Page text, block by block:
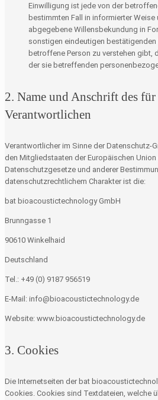
Einwilligung ist jede von der
bestimmten Fall in informierter
abgegebene Willensbekundung in
sonstigen eindeutigen
betroffene Person zu verstehen gibt,
der sie betreffenden
2. Name und Anschrift des
Verantwortlichen
Verantwortlicher im Sinne der Datenschutz-
den Mitgliedstaaten der Europäischen
Datenschutzgesetze und anderer
datenschutzrechtlichem Charakter ist die:
bat bioacoustictechnology GmbH
Brunngasse 1
90610 Winkelhaid
Deutschland
Tel.: +49 (0) 9187 956519
E-Mail: info@bioacoustictechnology.de
Website: www.bioacoustictechnology.de
3. Cookies
Die Internetseiten der bat
Cookies. Cookies sind Textdateien, welche